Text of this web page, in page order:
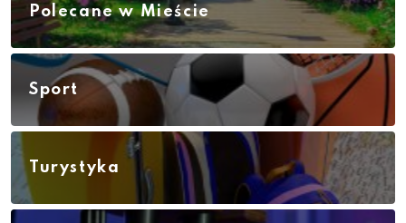
Polecane w Mieście
Sport
Turystyka